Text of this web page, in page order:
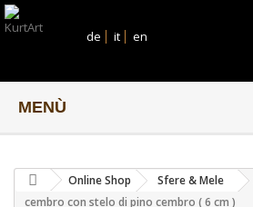
de it en
MENÙ
Online Shop Sfere & Mele
cembro con stelo di pino cembro ( 6 cm )